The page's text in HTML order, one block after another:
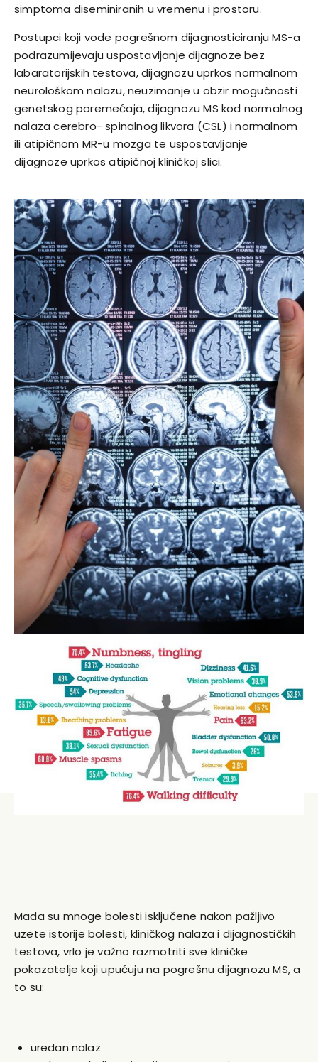
simptoma diseminiranih u vremenu i prostoru.
Postupci koji vode pogrešnom dijagnosticiranju MS-a
podrazumijevaju uspostavljanje dijagnoze bez
labaratorijskih testova, dijagnozu uprkos normalnom
neurološkom nalazu, neuzimanje u obzir mogućnosti
genetskog poremećaja, dijagnozu MS kod normalnog
nalaza cerebro- spinalnog likvora (CSL) i normalnom
ili atipičnom MR-u mozga te uspostavljanje
dijagnoze uprkos atipičnoj kliničkoj slici.
Mada su mnoge bolesti isključene nakon pažljivo
uzete istorije bolesti, kliničkog nalaza i dijagnostičkih
testova, vrlo je važno razmotriti sve kliničke
pokazatelje koji upućuju na pogrešnu dijagnozu MS, a
to su:
uredan nalaz